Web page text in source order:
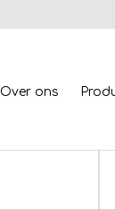
Over ons